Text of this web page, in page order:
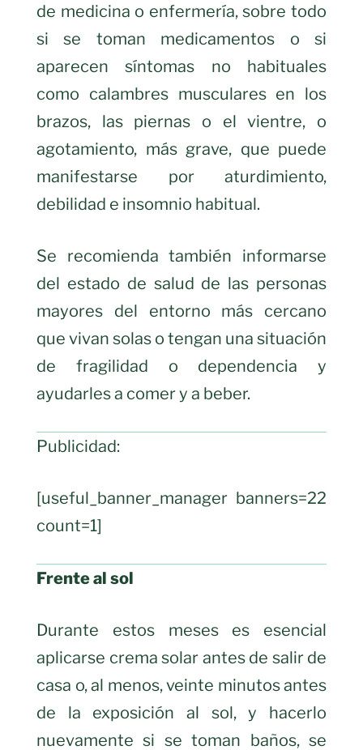
de medicina o enfermería, sobre todo
si se toman medicamentos o si
aparecen síntomas no habituales
como calambres musculares en los
brazos, las piernas o el vientre, o
agotamiento, más grave, que puede
manifestarse por aturdimiento,
debilidad e insomnio habitual.
Se recomienda también informarse
del estado de salud de las personas
mayores del entorno más cercano
que vivan solas o tengan una situación
de fragilidad o dependencia y
ayudarles a comer y a beber.
Publicidad:
[useful_banner_manager banners=22
count=1]
Frente al sol
Durante estos meses es esencial
aplicarse crema solar antes de salir de
casa o, al menos, veinte minutos antes
de la exposición al sol, y hacerlo
nuevamente si se toman baños, se